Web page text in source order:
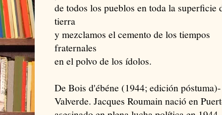
de todos los pueblos en toda la superficie
tierra
y mezclamos el cemento de los tiempos
fraternales
en el polvo de los ídolos.
De Bois d'ébéne (1944; edición
Valverde. Jacques Roumain nació en